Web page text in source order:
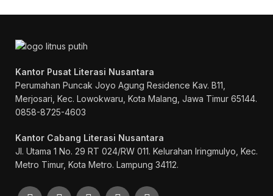
Kantor Pusat Literasi Nusantara
Perumahan Puncak Joyo Agung Residence Kav. B11,
Merjosari, Kec. Lowokwaru, Kota Malang, Jawa Timur 65144.
0858-8725-4603
Kantor Cabang Literasi Nusantara
Jl. Utama 1 No. 29 RT 024/RW 011. Kelurahan Iringmulyo, Kec.
Metro Timur, Kota Metro. Lampung 34112.